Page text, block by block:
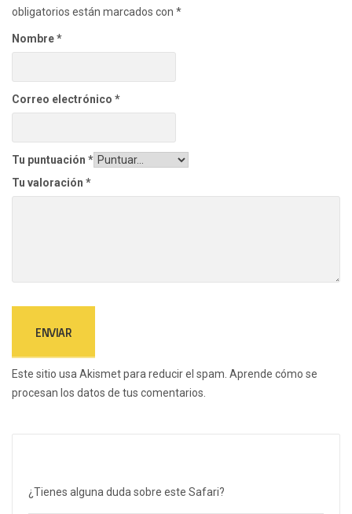
obligatorios están marcados con *
Nombre*
Correo electrónico *
Tu puntuación *
Tu valoración *
Este sitio usa Akismet para reducir el spam. Aprende cómo se
procesan los datos de tus comentarios.
¿Tienes alguna duda sobre este Safari?